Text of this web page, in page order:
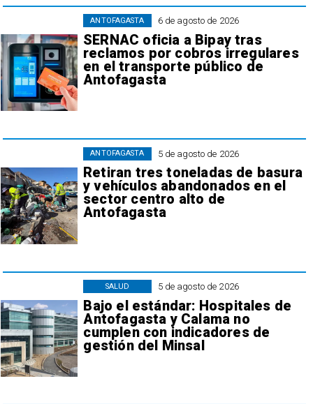
6 de agosto de 2026
SERNAC oficia a Bipay tras
reclamos por cobros irregulares
en el transporte público de
Antofagasta
ANTOFAGASTA
5 de agosto de 2026
Retiran tres toneladas de basura
y vehículos abandonados en el
sector centro alto de
Antofagasta
ANTOFAGASTA
5 de agosto de 2026
Bajo el estándar: Hospitales de
Antofagasta y Calama no
cumplen con indicadores de
gestión del Minsal
SALUD